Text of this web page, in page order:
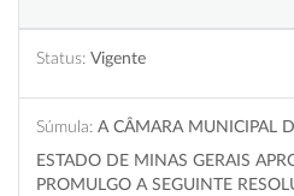
Status: Vigente
Súmula: A CÂMARA MUNICIPAL
ESTADO DE MINAS GERAIS
PROMULGO A SEGUINTE